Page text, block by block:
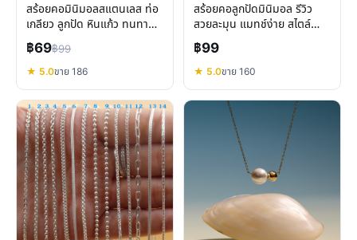
สร้อยคอมินิมอลสแตนเลส ท่อ
เกลียว ลูกปัด หินแก้ว ทนทาน
เลือกแบบไหนดี
฿69฿99
★ 5.0ขาย 186
สร้อยคอลูกปัดมินิมอล รีวิว
สวยละมุน แมทช์ง่าย สไตล์
เกาหลี
฿99
★ 5.0ขาย 160